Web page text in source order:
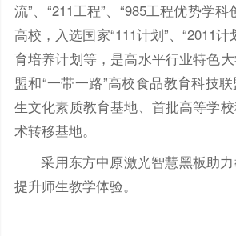
流”、“211工程”、“985工程优势学
高校，入选国家“111计划”、“2011
育培养计划等，是高水平行业特色
盟和“一带一路”高校食品教育科技
生文化素质教育基地、首批高等学
术转移基地。
采用东方中原激光智慧黑板助
提升师生教学体验。